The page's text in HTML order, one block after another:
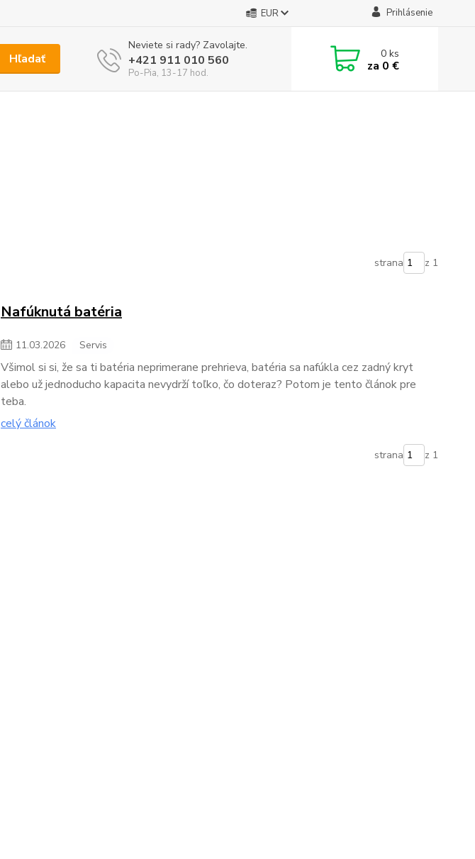
EUR Prihlásenie
Hľadať
Neviete si rady? Zavolajte.
+421 911 010 560
Po-Pia, 13-17 hod.
0ks
za 0 €
strana z 1
Nafúknutá batéria
11.03.2026 Servis
Všimol si si, že sa ti batéria neprimerane prehrieva, batéria sa nafúkla cez zadný kryt
alebo už jednoducho kapacita nevydrží toľko, čo doteraz? Potom je tento článok pre
teba.
celý článok
strana z 1